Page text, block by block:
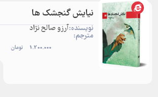
نیایش گنجشک ها
نویسنده:آرزو صالح نژاد
مترجم:
1.200.000 تومان